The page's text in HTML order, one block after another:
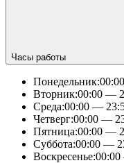
Часы работы
Понедельник:
Вторник:00:00 —
Среда:00:00 —
Четверг:00:00 —
Пятница:00:00 —
Суббота:00:00 —
Воскресенье: